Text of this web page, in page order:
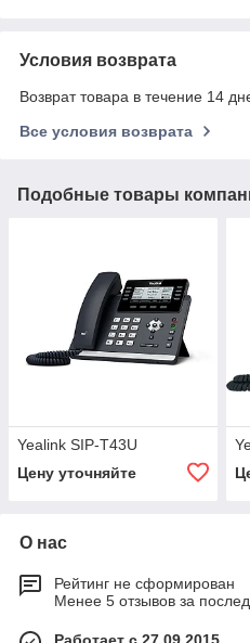
Условия возврата
Возврат товара в течение 14
Все условия возврата
Подобные товары
Yealink SIP-T43U
Цену уточняйте
О нас
Рейтинг не сформирован
Менее 5 отзывов за